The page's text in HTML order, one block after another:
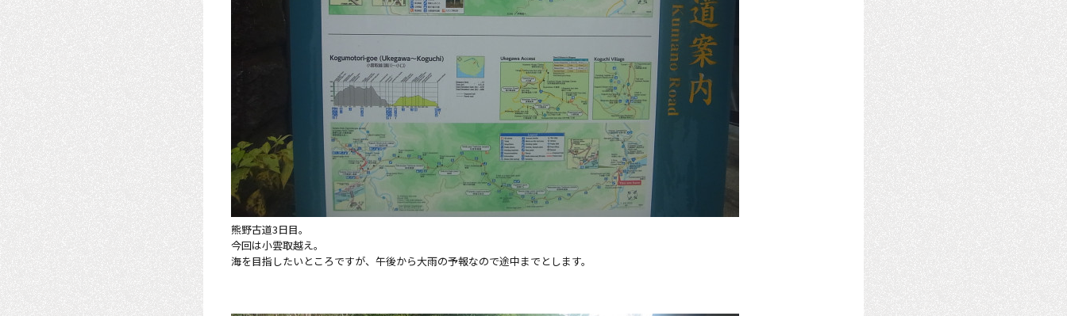
熊野古道3日目。
今回は小雲取越え。
海を目指したいところですが、午後から大雨の予報なので途中までとします。